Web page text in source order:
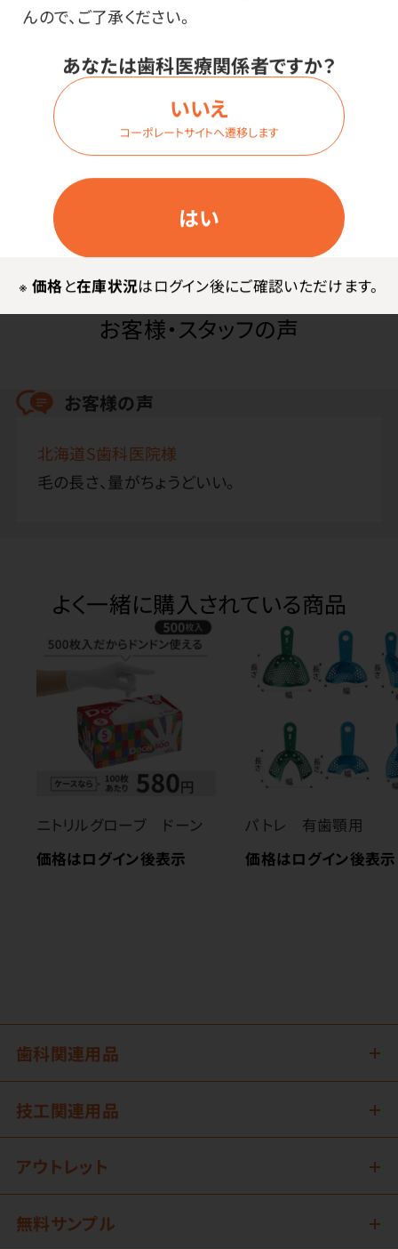
んので、ご了承ください。
あなたは歯科医療関係者ですか？
はい
いいえ
コーポレートサイトへ遷移します
※ 価格と在庫状況はログイン後にご確認いただけます。
●材質／毛：豚 柄：木
使用上の注意
※レジンクリーナーへの長時間の浸漬は避けてくださ
お客様・スタッフの声
お客様の声
北海道S歯科医院様
毛の長さ、量がちょうどいい。
よく一緒に購入されている商品
ニトリルグローブ ドーン
価格はログイン後表示
パトレ 有歯顎用
価格はログイン後表示
歯科関連用品
技工関連用品
アウトレット
無料サンプル